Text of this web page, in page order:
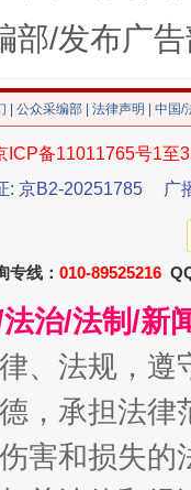
谢
今
部/发布广
公众采编部 法律声明 | 中国
ICP备11011765号1至
: 京B2-20251785
广
专线： 010-89525216
治/法制/新
、法规，
，承担法
害和损失